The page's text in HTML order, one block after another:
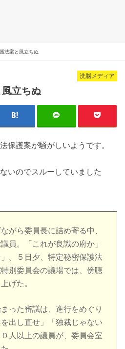
法案と風立ちぬ
洗脳メディア
立ちぬ
保護案が騒がしいようです。
いのでスルーしていました
がら委員長に詰め寄る中、
員。「これが良識の府か」
」。５日夕、特定秘密保護法
別委員会の議場では、傍聴
げた。
った審議は、進行をめぐり
出し直せ」「独裁じゃない
人以上の議員が、委員会室